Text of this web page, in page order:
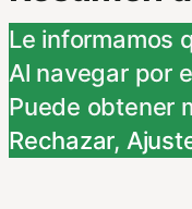
Le informamos
Al navegar por
Puede obtener
Rechazar,
Este Sitio Web
indican a
Necessary
Necessary